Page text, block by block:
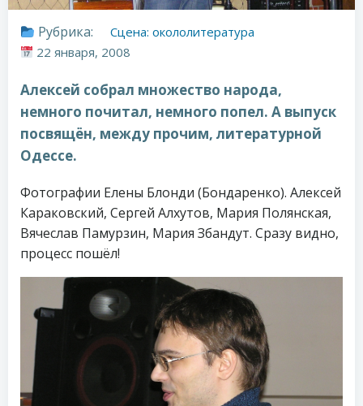
Рубрика:
Сцена: окололитература
22 января, 2008
Алексей собрал множество народа,
немного почитал, немного попел. А выпуск
посвящён, между прочим, литературной
Одессе.
Фотографии Елены Блонди (Бондаренко). Алексей
Караковский, Сергей Алхутов, Мария Полянская,
Вячеслав Памурзин, Мария Збандут. Сразу видно,
процесс пошёл!